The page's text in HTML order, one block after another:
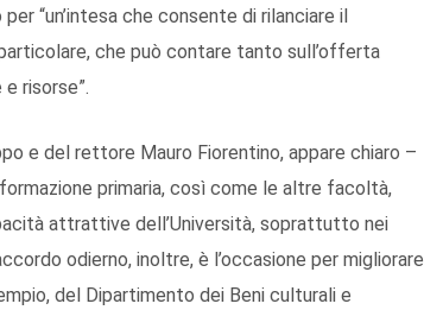
“un’intesa che consente di rilanciare il
che può contare tanto sull’offerta
risorse”.
e del rettore Mauro Fiorentino, appare chiaro –
primaria, così come le altre facoltà,
attrattive dell’Università, soprattutto nei
odierno, inoltre, è l’occasione per migliorare
del Dipartimento dei Beni culturali e